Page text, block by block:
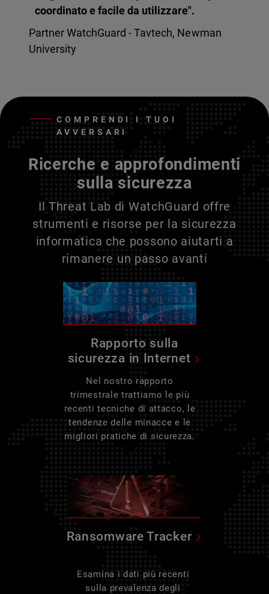
coordinato e facile da utilizzare".
Partner WatchGuard - Tavtech, Newman
University
COMPRENDI I TUOI
AVVERSARI
Ricerche e approfondimenti
sulla sicurezza
Il Threat Lab di WatchGuard offre
strumenti e risorse per la sicurezza
informatica che possono aiutarti a
rimanere un passo avanti
Rapporto sulla
sicurezza in Internet
Nel nostro rapporto
trimestrale trattiamo le più
recenti tecniche di attacco, le
tendenze delle minacce e le
migliori pratiche di sicurezza.
Ransomware Tracker
Esamina i dati più recenti
sulla prevalenza degli